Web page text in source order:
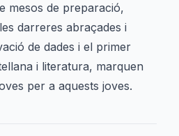
mesos de preparació,
darreres abraçades i
de dades i el primer
i literatura, marquen
per a aquests joves.